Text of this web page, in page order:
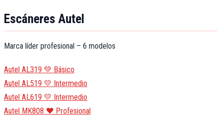
Escáneres Autel
Marca líder profesional – 6 modelos
Autel AL319 💚 Básico
Autel AL519 💛 Intermedio
Autel AL619 💛 Intermedio
Autel MK808 ❤️ Profesional